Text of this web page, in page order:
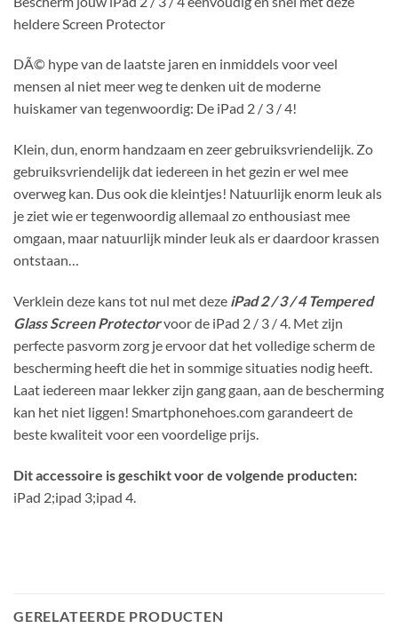
heldere Screen Protector
DÃ© hype van de laatste jaren en inmiddels voor veel
mensen al niet meer weg te denken uit de moderne
huiskamer van tegenwoordig: De iPad 2 / 3 / 4!
Klein, dun, enorm handzaam en zeer gebruiksvriendelijk. Zo
gebruiksvriendelijk dat iedereen in het gezin er wel mee
overweg kan. Dus ook die kleintjes! Natuurlijk enorm leuk als
je ziet wie er tegenwoordig allemaal zo enthousiast mee
omgaan, maar natuurlijk minder leuk als er daardoor krassen
ontstaan…
Verklein deze kans tot nul met deze iPad 2 / 3 / 4 Tempered
Glass Screen Protectorvoor de iPad 2 / 3 / 4. Met zijn
perfecte pasvorm zorg je ervoor dat het volledige scherm de
bescherming heeft die het in sommige situaties nodig heeft.
Laat iedereen maar lekker zijn gang gaan, aan de bescherming
kan het niet liggen! Smartphonehoes.com garandeert de
beste kwaliteit voor een voordelige prijs.
Dit accessoire is geschikt voor de volgende producten:
iPad 2;ipad 3;ipad 4.
GERELATEERDE PRODUCTEN